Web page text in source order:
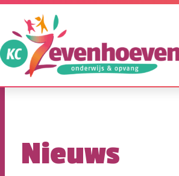
naar
de
inhoud
Nieuws
Voor
ouders